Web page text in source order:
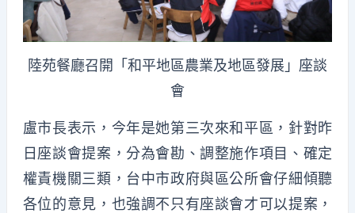
陸苑餐廳召開「和平地區農業及地區發展」座談
會
盧市長表示，今年是她第三次來和平區，針對昨
日座談會提案，分為會勘、調整施作項目、確定
權責機關三類，台中市政府與區公所會仔細傾聽
各位的意見，也強調不只有座談會才可以提案，